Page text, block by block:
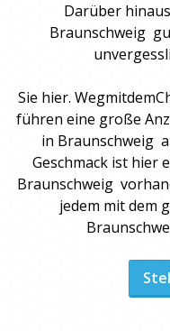
Darüber
Braunschweig
Sie hier.
führen eine große
in Braunschweig
Geschmack ist hier
Braunschweig
jedem mit dem